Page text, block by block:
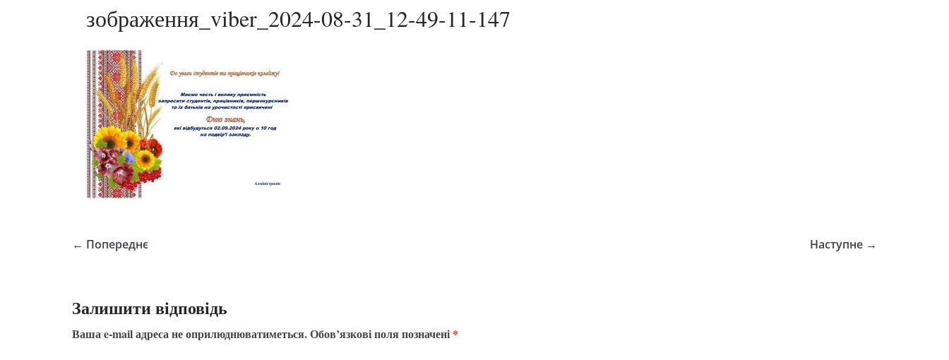
зображення_viber_2024-08-31_12-49-11-147
← Попереднє Наступне →
Залишити відповідь
Ваша e-mail адреса не оприлюднюватиметься.Обов’язкові поля позначені *